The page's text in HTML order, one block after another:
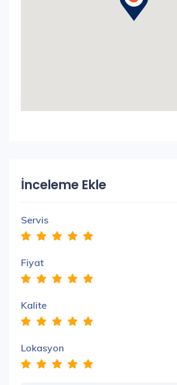
İnceleme Ekle
Servis
Fiyat
Kalite
Lokasyon